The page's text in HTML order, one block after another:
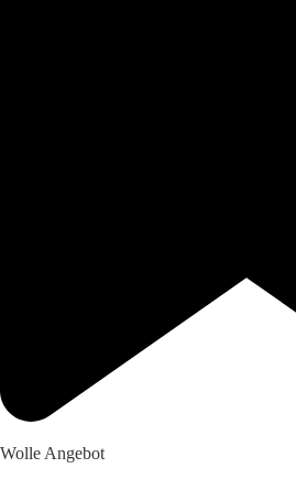
Wolle Angebot